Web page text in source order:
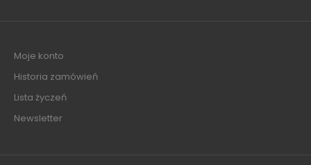
Moje konto
Historia zamówień
Lista życzeń
Newsletter